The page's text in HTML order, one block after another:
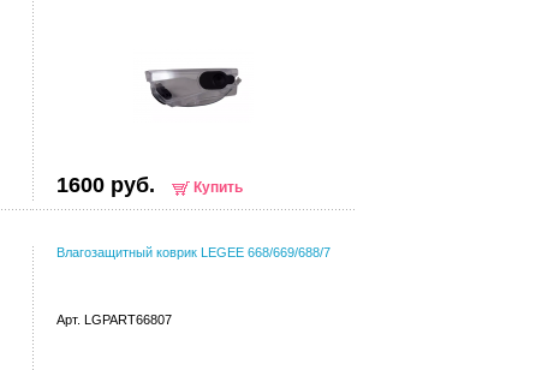
1600 руб. Купить
Влагозащитный коврик LEGEE 668/669/688/7
Арт. LGPART66807